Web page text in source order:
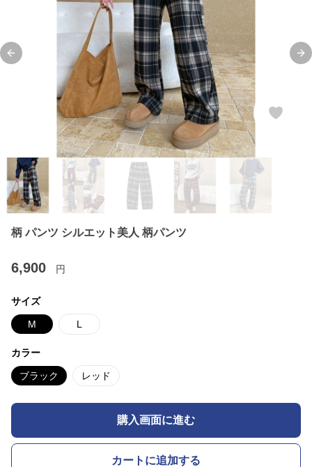
Previous slide
柄 パンツ シルエット美人 柄パンツ
6,900 円
サイズ
M L
カラー
ブラック レッド
購入画面に進む
カートに追加する